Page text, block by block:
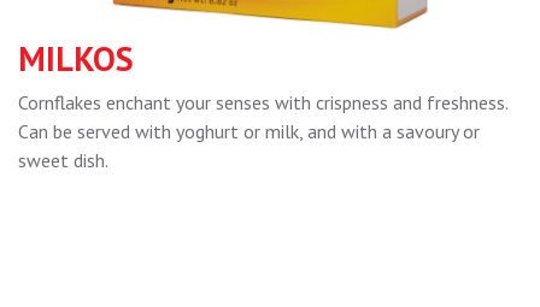
MILKOS
Cornflakes enchant your senses with crispness and freshness.
Can be served with yoghurt or milk, and with a savoury or
sweet dish.